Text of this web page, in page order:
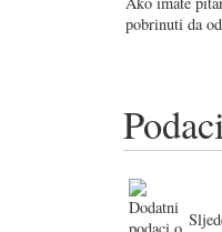
pobrinuti da